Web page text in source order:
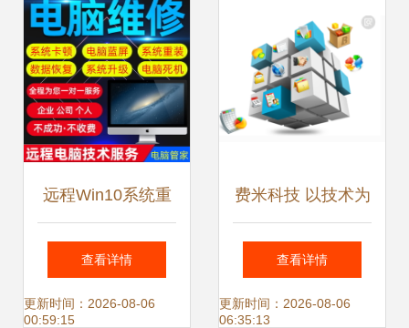
远程Win10系统重
装与常见故障解决
全指南
查看详情
更新时间：2026-08-06
00:59:15
费米科技 以技术为
引擎，驱动计算机
系统服务创新
查看详情
更新时间：2026-08-06
06:35:13